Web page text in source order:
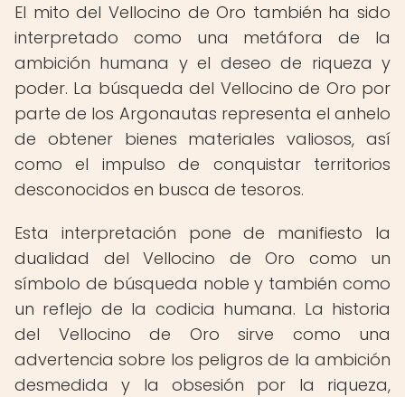
El mito del Vellocino de Oro también ha sido
interpretado como una metáfora de la
ambición humana y el deseo de riqueza y
poder. La búsqueda del Vellocino de Oro por
parte de los Argonautas representa el anhelo
de obtener bienes materiales valiosos, así
como el impulso de conquistar territorios
desconocidos en busca de tesoros.
Esta interpretación pone de manifiesto la
dualidad del Vellocino de Oro como un
símbolo de búsqueda noble y también como
un reflejo de la codicia humana. La historia
del Vellocino de Oro sirve como una
advertencia sobre los peligros de la ambición
desmedida y la obsesión por la riqueza,